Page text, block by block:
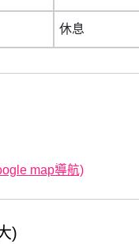
休息
map導航)
)